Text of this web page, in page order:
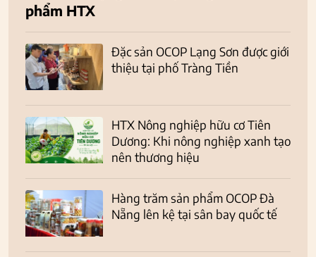
phẩm HTX
Đặc sản OCOP Lạng Sơn được giới
thiệu tại phố Tràng Tiền
HTX Nông nghiệp hữu cơ Tiên
Dương: Khi nông nghiệp xanh tạo
nên thương hiệu
Hàng trăm sản phẩm OCOP Đà
Nẵng lên kệ tại sân bay quốc tế